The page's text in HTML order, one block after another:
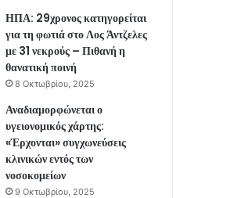
ΗΠΑ: 29χρονος κατηγορείται
για τη φωτιά στο Λος Άντζελες
με 31 νεκρούς – Πιθανή η
θανατική ποινή
8 Οκτωβρίου, 2025
Αναδιαμορφώνεται ο
υγειονομικός χάρτης:
«Έρχονται» συγχωνεύσεις
κλινικών εντός των
νοσοκομείων
9 Οκτωβρίου, 2025